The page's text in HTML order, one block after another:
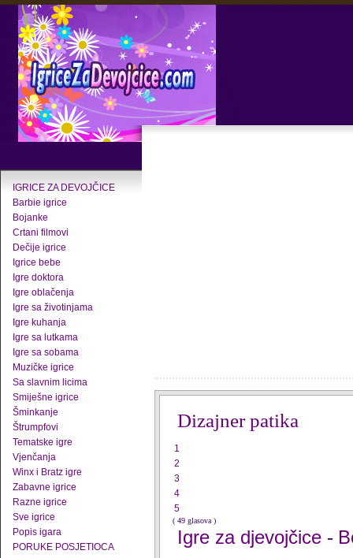
IGRICE ZA DEVOJČICE
Barbie igrice
Bojanke
Crtani filmovi
Dečije igrice
Igrice bebe
Igre doktora
Igre oblačenja
Igre sa životinjama
Igre kuhanja
Igre sa lutkama
Igre sa sobama
Muzičke igrice
Sa slavnim licima
Smiješne igrice
Šminkanje
Štrumpfovi
Tematske igre
Vjenčanja
Winx i Bratz igre
Zabavne igrice
Razne igrice
Sve igrice
Popis igara
PORUKE POSJETIOCA
Dizajner patika
1
2
3
4
5
( 49 glasova )
Igre za djevojčice -